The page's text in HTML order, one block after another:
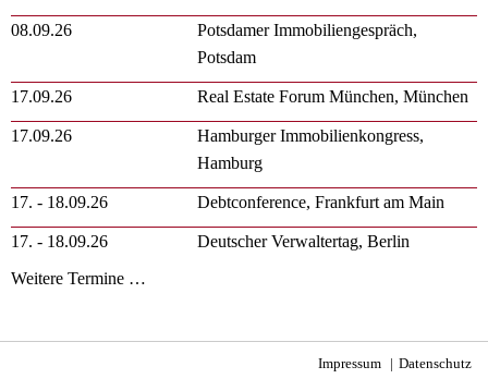
08.09.26
Potsdamer Immobiliengespräch,
Potsdam
17.09.26 Real Estate Forum München, München
17.09.26
Hamburger Immobilienkongress,
Hamburg
17. - 18.09.26 Debtconference, Frankfurt am Main
17. - 18.09.26
Deutscher Verwaltertag, Berlin
Weitere Termine …
Impressum Datenschutz